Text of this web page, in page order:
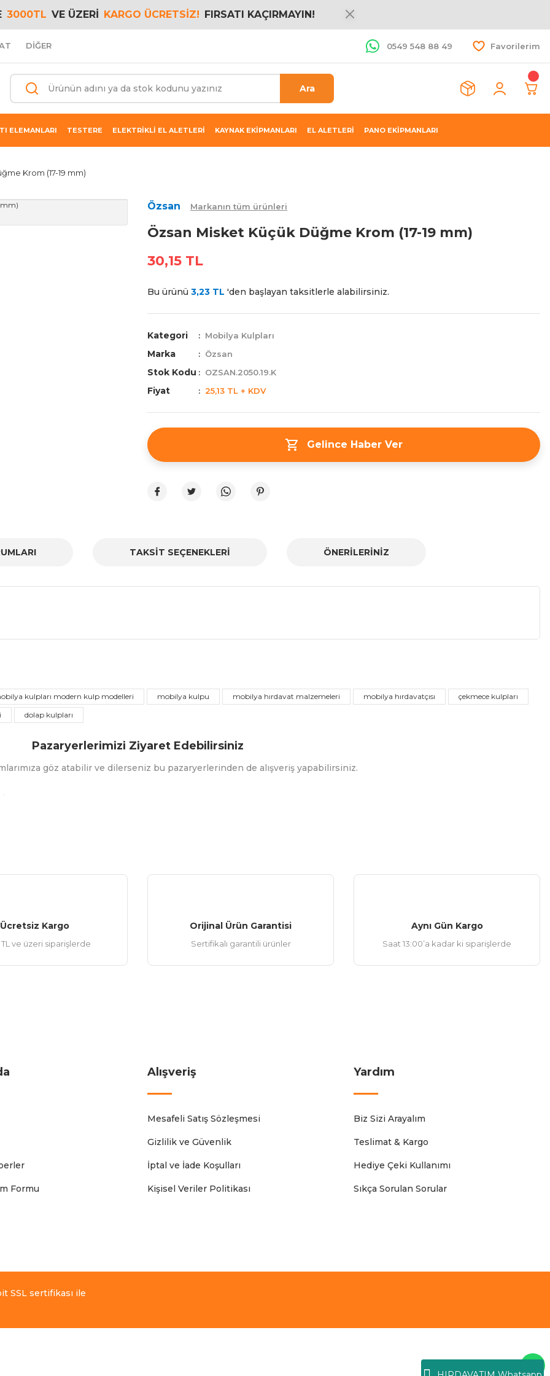
3000TL VE ÜZERİ KARGO ÜCRETSİZ! FIRSATI KAÇIRMAYIN!
DİĞER 0549 548 88 49 Favorilerim
Ara
ELEMANLARI TESTERE ELEKTRİKLİ EL ALETLERİ KAYNAK EKİPMANLARI EL ALETLERİ PANO EKİPMANLARI
Krom (17-19 mm)
Özsan Markanın tüm ürünleri
Özsan Misket Küçük Düğme Krom (17-19 mm)
30,15 TL
Bu ürünü 3,23 TL 'den başlayan taksitlerle alabilirsiniz.
Kategori Mobilya Kulpları
Marka Özsan
Stok Kodu OZSAN.2050.19.K
Fiyat 25,13 TL + KDV
Gelince Haber Ver
TAKSİT SEÇENEKLERİ ÖNERILERINIZ
kulpları modern kulp modelleri mobilya kulpu mobilya hırdavat malzemeleri mobilya hırdavatçısı
çekmece kulpları
dolap kulpları
Pazaryerlerimizi Ziyaret Edebilirsiniz
göz atabilir ve dilerseniz bu pazaryerlerinden de alışveriş yapabilirsiniz.
Ücretsiz Kargo
ve üzeri siparişlerde
Orijinal Ürün Garantisi
Sertifikalı garantili ürünler
Aynı Gün Kargo
Saat 13:00’a kadar ki siparişlerde
Formu
Alışveriş
Mesafeli Satış Sözleşmesi
Gizlilik ve Güvenlik
İptal ve İade Koşulları
Kişisel Veriler Politikası
Yardım
Biz Sizi Arayalım
Teslimat & Kargo
Hediye Çeki Kullanımı
Sıkça Sorulan Sorular
SSL sertifikası ile